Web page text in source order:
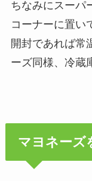
ちなみにスーパ
コーナーに置い
開封であれば常
ーズ同様、冷蔵
マヨネーズ